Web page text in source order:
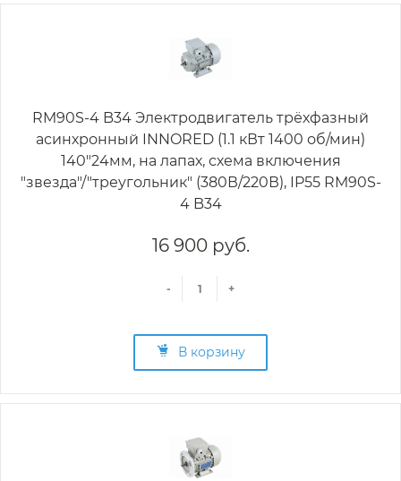
RM90S-4 B34 Электродвигатель трёхфазный
асинхронный INNORED (1.1 кВт 1400 об/мин)
140"24мм, на лапах, схема включения
"звезда"/"треугольник" (380В/220В), IP55 RM90S-
4 B34
16 900 руб.
- +
В корзину